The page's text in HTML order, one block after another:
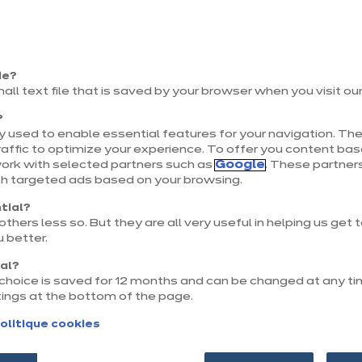
du
text file that is saved by your browser when you visit
used to enable essential features for your navigation.
to optimize your experience. To offer you content
with selected partners such as Google. These
targeted ads based on your browsing.
less so. But they are all very useful in helping us get
better.
is saved for 12 months and can be changed at any
at the bottom of the page.
cookies